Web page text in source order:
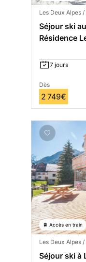
Les Deux Alpes /
Séjour ski
Résidence
7 jours
Dès
2 749€
🚆 Accès en train
Les Deux Alpes /
Séjour ski à